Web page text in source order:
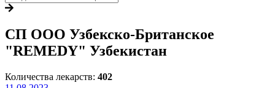
СП ООО Узбекско-Британское
"REMEDY" Узбекистан
Количества лекарств: 402